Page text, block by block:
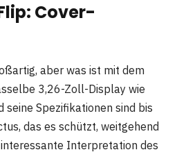
Cover-
aber was ist mit dem
3,26-Zoll-Display wie
seine Spezifikationen sind bis
das es schützt, weitgehend
Interpretation des